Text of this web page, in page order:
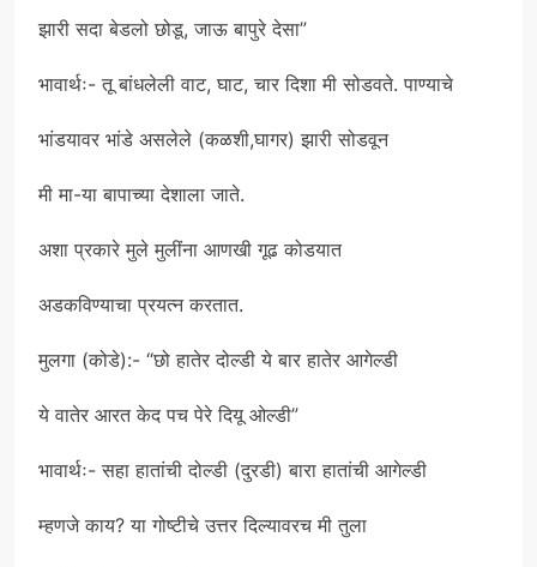
झारी सदा बेडलो छोडू, जाऊ बापुरे देसा”
भावार्थः- तू बांधलेली वाट, घाट, चार दिशा मी सोडवते. पाण्याचे
भांडयावर भांडे असलेले (कळशी,घागर) झारी सोडवून
मी मा-या बापाच्या देशाला जाते.
अशा प्रकारे मुले मुलींना आणखी गूढ कोडयात
अडकविण्याचा प्रयत्न करतात.
मुलगा (कोडे):- “छो हातेर दोल्डी ये बार हातेर आगेल्डी
ये वातेर आरत केद पच पेरे दियू ओल्डी”
भावार्थः- सहा हातांची दोल्डी (दुरडी) बारा हातांची आगेल्डी
म्हणजे काय? या गोष्टीचे उत्तर दिल्यावरच मी तुला